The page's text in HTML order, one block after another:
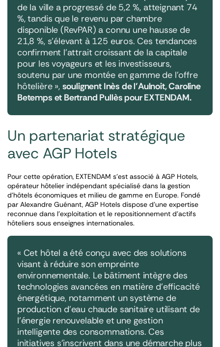
de la ville a progressé de 5,2 %, atteignant 74
%, tandis que le revenu par chambre
disponible (RevPAR) a connu une hausse de
21,8 %, s’élevant à 125 euros. Ces tendances
confirment l’attrait croissant de la capitale
pour les voyageurs et les investisseurs,
soutenu par une montée en gamme de l’offre
hôtelière», soulignent Inès de l’Aulnoit, Caroline
Betemps et Bertrand Pullès pour EXTENDAM.
Un partenariat stratégique
avec AGP Hotels
Pour cette opération, EXTENDAM s’est associé à AGP Hotels,
opérateur hôtelier indépendant spécialisé dans la gestion
d’hôtels économiques et milieu de gamme en Europe. Fondé
par Alexandre Guénant, AGP Hotels dispose d’une expertise
reconnue dans l’exploitation et le repositionnement d’actifs
hôteliers sous enseignes internationales.
« Cet hôtel a été conçu avec des solutions
visant à réduire son empreinte
environnementale. Le bâtiment intègre des
technologies avancées en matière d’efficacité
énergétique, notamment un système de
production d’eau chaude sanitaire utilisant de
l’énergie renouvelable et une gestion
intelligente des consommations. Ces
initiatives s’inscrivent dans une démarche plus